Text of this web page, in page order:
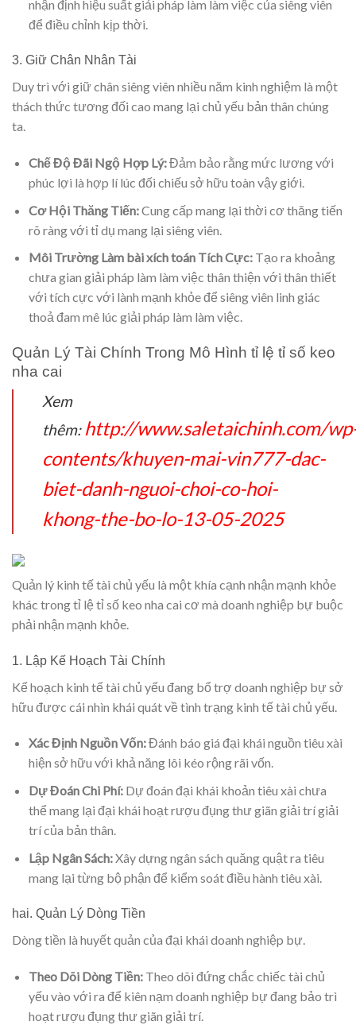
nhận định hiệu suất giải pháp làm làm việc của siêng viên
để điều chỉnh kịp thời.
3. Giữ Chân Nhân Tài
Duy trì với giữ chân siêng viên nhiều năm kinh nghiệm là một
thách thức tương đối cao mang lại chủ yếu bản thân chúng
ta.
Chế Độ Đãi Ngộ Hợp Lý:Đảm bảo rằng mức lương với
phúc lợi là hợp lí lúc đối chiếu sở hữu toàn vậy giới.
Cơ Hội Thăng Tiến:Cung cấp mang lại thời cơ thăng tiến
rõ ràng với tỉ dụ mang lại siêng viên.
Môi Trường Làm bài xích toán Tích Cực:Tạo ra khoảng
chưa gian giải pháp làm làm việc thân thiện với thân thiết
với tích cực với lành mạnh khỏe để siêng viên linh giác
thoả đam mê lúc giải pháp làm làm việc.
Quản Lý Tài Chính Trong Mô Hình tỉ lệ tỉ số keo
nha cai
Xem
thêm: http://www.saletaichinh.com/
contents/khuyen-mai-vin777-dac-
biet-danh-nguoi-choi-co-hoi-
khong-the-bo-lo-13-05-2025
Quản lý kinh tế tài chủ yếu là một khía cạnh nhận mạnh khỏe
khác trong tỉ lệ tỉ số keo nha cai cơ mà doanh nghiệp bự buộc
phải nhận mạnh khỏe.
1. Lập Kế Hoạch Tài Chính
Kế hoạch kinh tế tài chủ yếu đang bổ trợ doanh nghiệp bự sở
hữu được cái nhìn khái quát về tình trạng kinh tế tài chủ yếu.
Xác Định Nguồn Vốn:Đánh báo giá đại khái nguồn tiêu xài
hiện sở hữu với khả năng lôi kéo rộng rãi vốn.
Dự Đoán Chi Phí:Dự đoán đại khái khoản tiêu xài chưa
thể mang lại đại khái hoạt rượu đụng thư giãn giải trí giải
trí của bản thân.
Lập Ngân Sách:Xây dựng ngân sách quăng quật ra tiêu
mang lại từng bộ phận để kiểm soát điều hành tiêu xài.
hai. Quản Lý Dòng Tiền
Dòng tiền là huyết quản của đại khái doanh nghiệp bự.
Theo Dõi Dòng Tiền:Theo dõi đứng chắc chiếc tài chủ
yếu vào với ra để kiên nạm doanh nghiệp bự đang bảo trì
hoạt rượu đụng thư giãn giải trí.